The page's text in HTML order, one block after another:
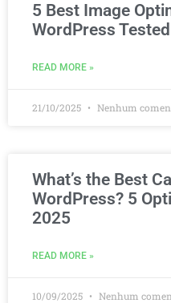
5 Best Image
WordPress
READ MORE »
21/10/2025 Nenhum
What’s the Best
WordPress? 5
2025
READ MORE »
10/09/2025 Nenhum